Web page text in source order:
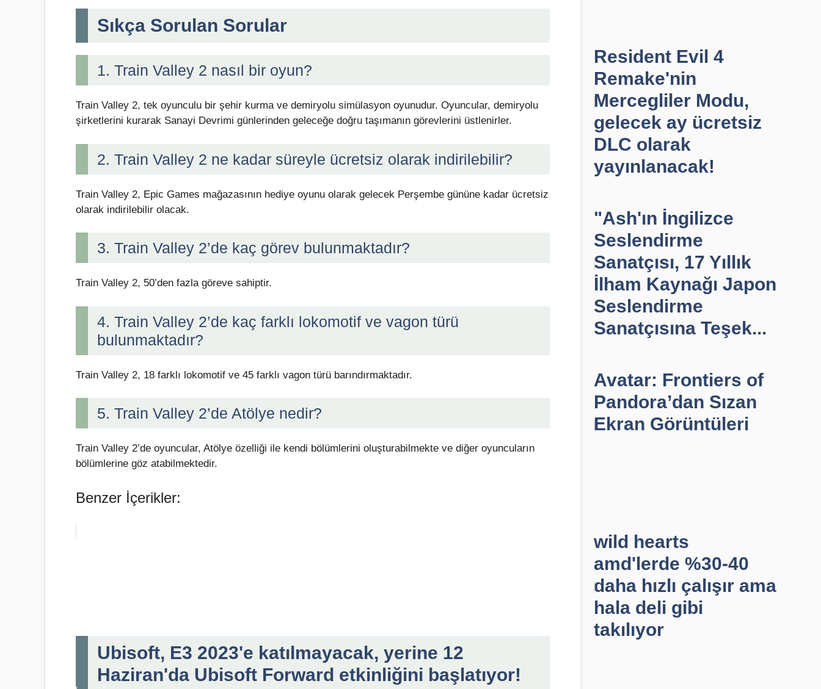
Sıkça Sorulan Sorular
1. Train Valley 2 nasıl bir oyun?
Train Valley 2, tek oyunculu bir şehir kurma ve demiryolu simülasyon oyunudur. Oyuncular, demiryolu
şirketlerini kurarak Sanayi Devrimi günlerinden geleceğe doğru taşımanın görevlerini üstlenirler.
2. Train Valley 2 ne kadar süreyle ücretsiz olarak indirilebilir?
Train Valley 2, Epic Games mağazasının hediye oyunu olarak gelecek Perşembe gününe kadar ücretsiz
olarak indirilebilir olacak.
3. Train Valley 2’de kaç görev bulunmaktadır?
Train Valley 2, 50’den fazla göreve sahiptir.
4. Train Valley 2’de kaç farklı lokomotif ve vagon türü
bulunmaktadır?
Train Valley 2, 18 farklı lokomotif ve 45 farklı vagon türü barındırmaktadır.
5. Train Valley 2’de Atölye nedir?
Train Valley 2’de oyuncular, Atölye özelliği ile kendi bölümlerini oluşturabilmekte ve diğer oyuncuların
bölümlerine göz atabilmektedir.
Benzer İçerikler:
Ubisoft, E3 2023'e katılmayacak, yerine 12
Haziran'da Ubisoft Forward etkinliğini başlatıyor!
Resident Evil 4
Remake'nin
Mercegliler Modu,
gelecek ay ücretsiz
DLC olarak
yayınlanacak!
"Ash'ın İngilizce
Seslendirme
Sanatçısı, 17 Yıllık
İlham Kaynağı Japon
Seslendirme
Sanatçısına Teşek...
Avatar: Frontiers of
Pandora’dan Sızan
Ekran Görüntüleri
wild hearts
amd'lerde %30-40
daha hızlı çalışır ama
hala deli gibi
takılıyor